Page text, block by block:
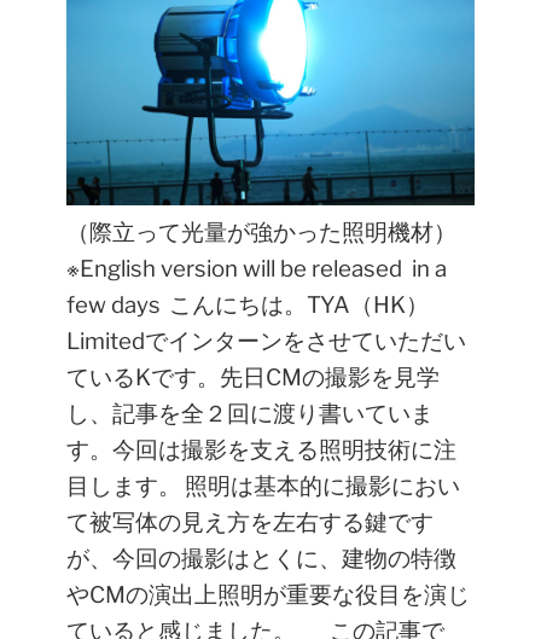
（際立って光量が強かった照明機材）
※English version will be released in a
few days こんにちは。TYA（HK）
Limitedでインターンをさせていただい
ているKです。先日CMの撮影を見学
し、記事を全２回に渡り書いていま
す。今回は撮影を支える照明技術に注
目します。
照明は基本的に撮影におい
て被写体の見え方を左右する鍵です
が、今回の撮影はとくに、 建物の特徴
やCMの演出上照明が重要な役目を演じ
ていると感じました。
この記事で